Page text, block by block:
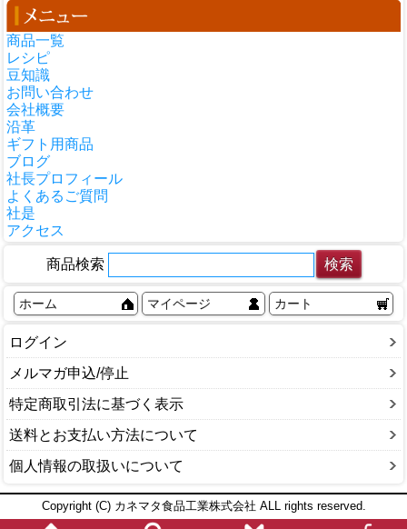
商品一覧
レシピ
豆知識
お問い合わせ
会社概要
沿革
ギフト用商品
ブログ
社長プロフィール
よくあるご質問
社是
アクセス
商品検索
ホーム マイページ カート
ログイン
メルマガ申込/停止
特定商取引法に基づく表示
送料とお支払い方法について
個人情報の取扱いについて
Copyright (C) カネマタ食品工業株式会社 ALL rights reserved.